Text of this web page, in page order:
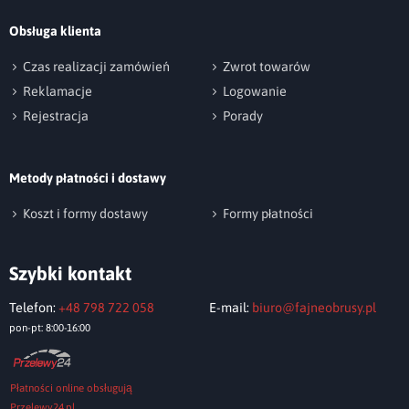
tolerancja wymiaru po praniu - +/- 2%.
Wyślij opinię
Obsługa klienta
Czas realizacji zamówień
Zwrot towarów
Reklamacje
Logowanie
Rejestracja
Porady
Metody płatności i dostawy
Koszt i formy dostawy Formy płatności
Szybki kontakt
Telefon: +48 798 722 058
pon-pt: 8:00-16:00
E-mail: biuro@fajneobrusy.pl
Płatności online obsługują
Przelewy24.pl